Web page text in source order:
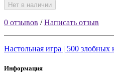
Нет в наличии
0 отзывов /Написать отзыв
Настольная игра | 500
Информация